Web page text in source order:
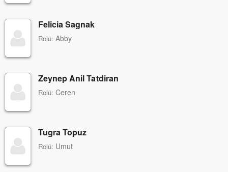
Felicia Sagnak
Rolü: Abby
Zeynep Anil Tatdiran
Rolü: Ceren
Tugra Topuz
Rolü: Umut